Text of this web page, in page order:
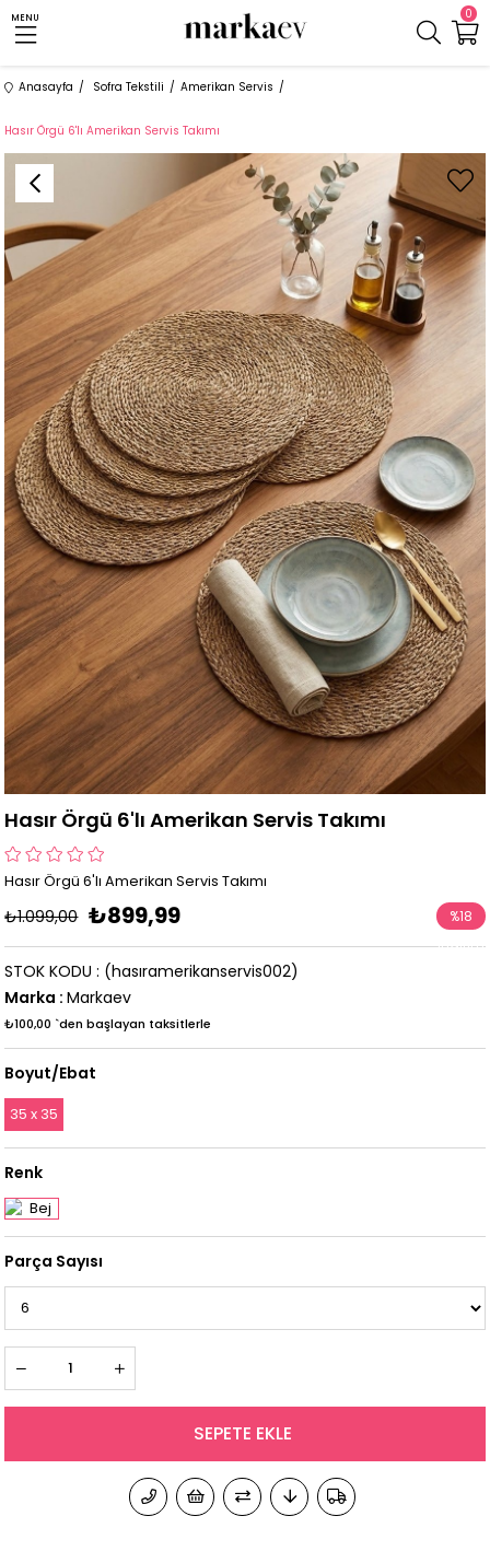
0
MENU
Anasayfa Sofra Tekstili Amerikan Servis
Hasır Örgü 6'lı Amerikan Servis Takımı
Hasır Örgü 6'lı Amerikan Servis Takımı
Hasır Örgü 6'lı Amerikan Servis Takımı
₺1.099,00 ₺899,99 %18
İndirim
(hasıramerikanservis002)
STOK KODU
Marka : Markaev
₺100,00 `den başlayan taksitlerle
Boyut/Ebat
35 x 35
Renk
Parça Sayısı